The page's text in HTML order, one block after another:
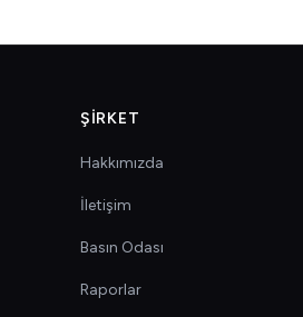
ŞIRKET
Hakkımızda
İletişim
Basın Odası
Raporlar